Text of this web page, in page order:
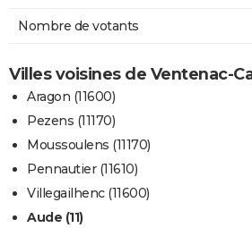
Nombre de votants
Villes voisines de Ventenac-
Aragon (11600)
Pezens (11170)
Moussoulens (11170)
Pennautier (11610)
Villegailhenc (11600)
Aude (11)